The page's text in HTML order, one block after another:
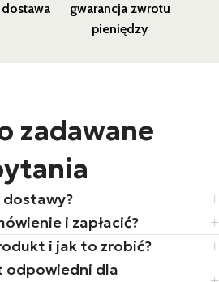
dostawa
gwarancja zwrotu
pieniędzy
zadawane
dostawy?
i zapłacić?
i jak to zrobić?
odpowiedni dla